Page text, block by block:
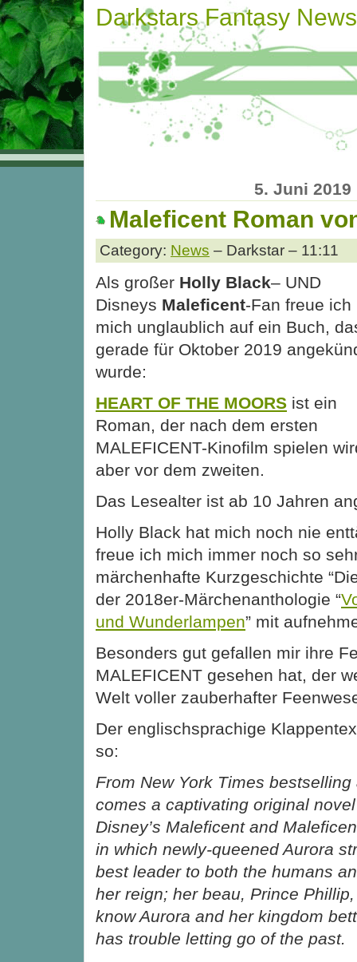
Darkstars Fantasy News
5. Juni 2019
Maleficent Roman
Category: News – Darkstar – 11:11
Als großer Holly Black– UND
Disneys Maleficent-Fan freue ich
mich unglaublich auf ein Buch,
gerade für Oktober 2019
wurde:
HEART OF THE MOORS ist ein
Roman, der nach dem ersten
MALEFICENT-Kinofilm spielen
aber vor dem zweiten.
Das Lesealter ist ab 10 Jahren
Holly Black hat mich noch nie
freue ich mich immer noch so
märchenhafte Kurzgeschichte
der 2018er-Märchenanthologie “
und Wunderlampen” mit
Besonders gut gefallen mir ihre
MALEFICENT gesehen hat, der
Welt voller zauberhafter
Der englischsprachige
so:
From New York Times
comes a captivating original
Disney’s Maleficent and
in which newly-queened Aurora
best leader to both the humans
her reign; her beau, Prince
know Aurora and her kingdom
has trouble letting go of the past.